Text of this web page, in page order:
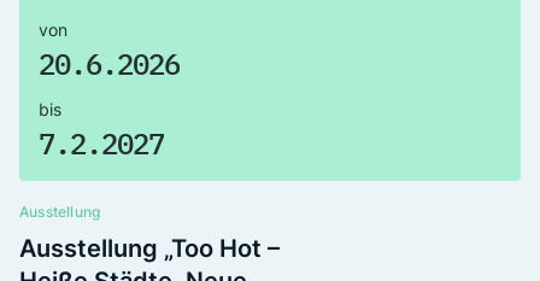
von
20.6.2026
bis
7.2.2027
Ausstellung
Ausstellung „Too Hot –